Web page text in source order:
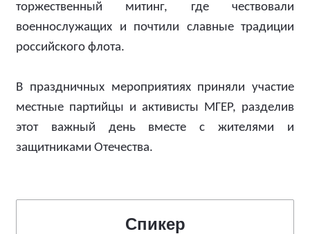
торжественный митинг, где чествовали
военнослужащих и почтили славные традиции
российского флота.
В праздничных мероприятиях приняли участие
местные партийцы и активисты МГЕР, разделив
этот важный день вместе с жителями и
защитниками Отечества.
Спикер